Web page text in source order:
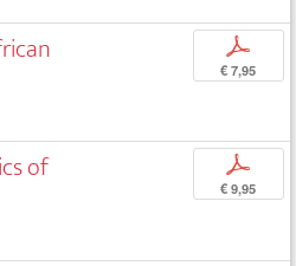
p
€ 7,95
of p
€ 9,95